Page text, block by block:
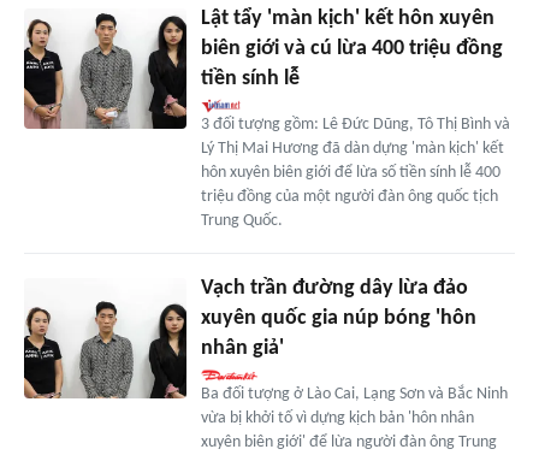
Lật tẩy 'màn kịch' kết hôn xuyên
biên giới và cú lừa 400 triệu đồng
tiền sính lễ
3 đối tượng gồm: Lê Đức Dũng, Tô Thị Bình và
Lý Thị Mai Hương đã dàn dựng 'màn kịch' kết
hôn xuyên biên giới để lừa số tiền sính lễ 400
triệu đồng của một người đàn ông quốc tịch
Trung Quốc.
Vạch trần đường dây lừa đảo
xuyên quốc gia núp bóng 'hôn
nhân giả'
Ba đối tượng ở Lào Cai, Lạng Sơn và Bắc Ninh
vừa bị khởi tố vì dựng kịch bản 'hôn nhân
xuyên biên giới' để lừa người đàn ông Trung